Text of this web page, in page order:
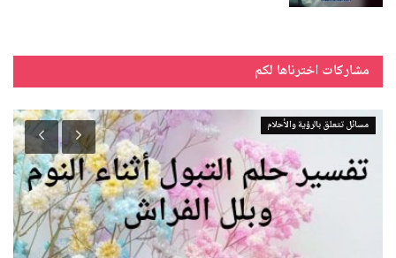
مشاركات اخترناها لكم
مسائل تتعلق بالرؤية والأحلام